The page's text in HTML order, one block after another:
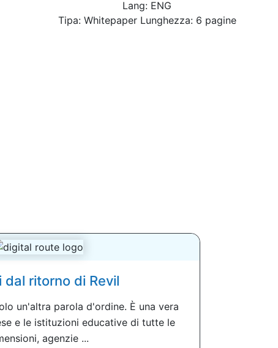
Lang: ENG
Tipa: Whitepaper Lunghezza: 6 pagine
dal ritorno di Revil
un'altra parola d'ordine. È una vera
e le istituzioni educative di tutte le
agenzie ...